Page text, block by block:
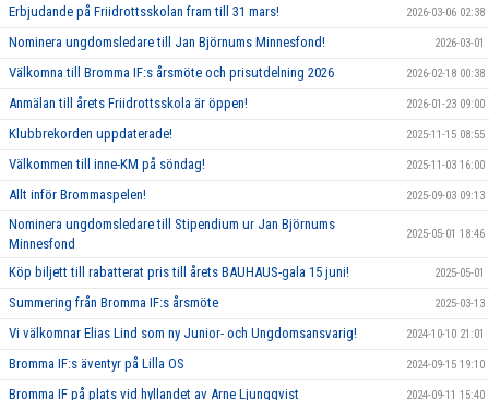
Erbjudande på Friidrottsskolan fram till 31 mars! 2026-03-06 02:38
Nominera ungdomsledare till Jan Björnums Minnesfond! 2026-03-01
Välkomna till Bromma IF:s årsmöte och prisutdelning 2026 2026-02-18 00:38
Anmälan till årets Friidrottsskola är öppen! 2026-01-23 09:00
Klubbrekorden uppdaterade! 2025-11-15 08:55
Välkommen till inne-KM på söndag! 2025-11-03 16:00
Allt inför Brommaspelen! 2025-09-03 09:13
Nominera ungdomsledare till Stipendium ur Jan Björnums
Minnesfond
2025-05-01 18:46
Köp biljett till rabatterat pris till årets BAUHAUS-gala 15 juni! 2025-05-01
Summering från Bromma IF:s årsmöte 2025-03-13
Vi välkomnar Elias Lind som ny Junior- och Ungdomsansvarig! 2024-10-10 21:01
Bromma IF:s äventyr på Lilla OS 2024-09-15 19:10
Bromma IF på plats vid hyllandet av Arne Ljungqvist 2024-09-11 15:40